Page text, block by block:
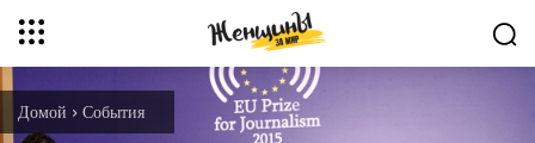
Домой События